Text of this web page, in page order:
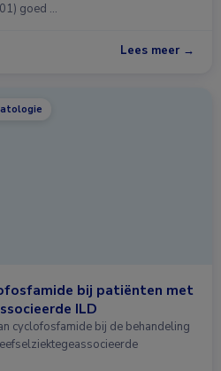
goed …
Lees meer →
bij patiënten met
ILD
cyclofosfamide bij de behandeling